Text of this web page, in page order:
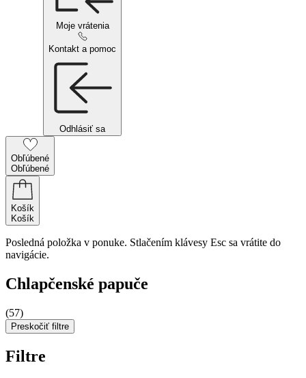
Moje vrátenia
Kontakt a pomoc
Odhlásiť sa
Obľúbené
Obľúbené
Košík
Košík
Posledná položka v ponuke. Stlačením klávesy Esc sa vrátite do
navigácie.
Chlapčenské papuče
(57)
Preskočiť filtre
Filtre